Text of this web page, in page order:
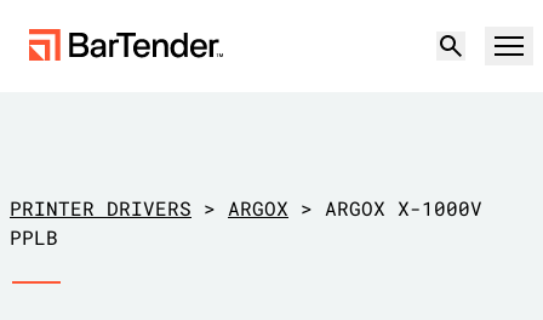
標籤、標記和編碼
解決方案
PRINTER DRIVERS > ARGOX > ARGOX X-1000V
PPLB